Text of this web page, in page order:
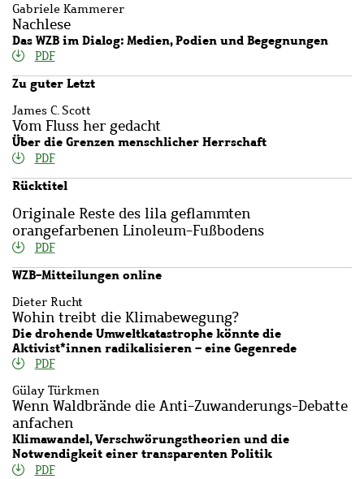
Gabriele Kammerer
Nachlese
Das WZB im Dialog: Medien, Podien und Begegnungen
PDF
Zu guter Letzt
James C. Scott
Vom Fluss her gedacht
Über die Grenzen menschlicher Herrschaft
PDF
Rücktitel
Originale Reste des lila geflammten
orangefarbenen Linoleum-Fußbodens
PDF
WZB-Mitteilungen online
Dieter Rucht
Wohin treibt die Klimabewegung?
Die drohende Umweltkatastrophe könnte die
Aktivist*innen radikalisieren – eine Gegenrede
PDF
Gülay Türkmen
Wenn Waldbrände die Anti-Zuwanderungs-Debatte
anfachen
Klimawandel, Verschwörungstheorien und die
Notwendigkeit einer transparenten Politik
PDF